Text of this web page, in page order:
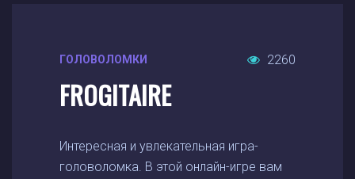
ГОЛОВОЛОМКИ 2260
FROGITAIRE
Интересная и увлекательная игра-
головоломка. В этой онлайн-игре вам